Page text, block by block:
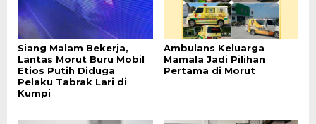
Siang Malam Bekerja,
Lantas Morut Buru Mobil
Etios Putih Diduga
Pelaku Tabrak Lari di
Kumpi
Ambulans Keluarga
Mamala Jadi Pilihan
Pertama di Morut